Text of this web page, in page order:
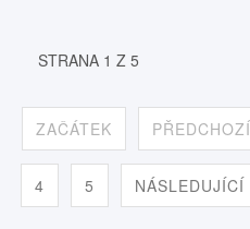
STRANA 1 Z 5
ZAČÁTEK PŘEDCHOZÍ
4 5 NÁSLEDUJÍCÍ